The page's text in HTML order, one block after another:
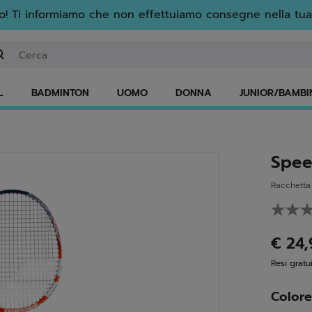
Ti informiamo che non effettuiamo consegne nella
BADMINTON UOMO DONNA JUNIOR/
€
Resi
Colore